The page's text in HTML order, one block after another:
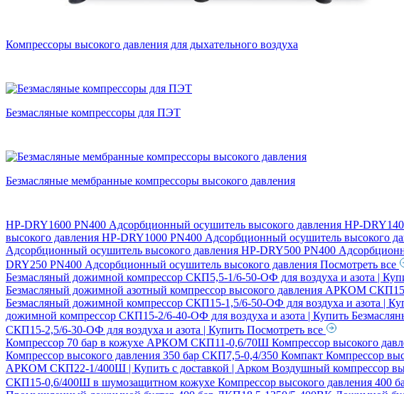
Компрессоры высокого давления для дыхательного воздуха
Безмасляные компрессоры для ПЭТ
Безмасляные мембранные компрессоры высокого давления
HP-DRY1600 PN400 Адсорбционный осушитель высокого давления HP-
высокого давления HP-DRY1000 PN400 Адсорбционный осушитель высокого
Адсорбционный осушитель высокого давления HP-DRY500 PN400
DRY250 PN400 Адсорбционный осушитель высокого давления Посмотреть все
Безмасляный дожимной компрессор СКП5,5-1/6-50-ОФ для воздуха и азота |
Безмасляный дожимной азотный компрессор высокого давления АРКОМ
Безмасляный дожимной компрессор СКП15-1,5/6-50-ОФ для воздуха и азота |
дожимной компрессор СКП15-2/6-40-ОФ для воздуха и азота | Купить
СКП15-2,5/6-30-ОФ для воздуха и азота | Купить Посмотреть все
Компрессор 70 бар в кожухе АРКОМ СКП11-0,6/70Ш Компрессор высокого
Компрессор высокого давления 350 бар СКП7,5-0,4/350 Компакт Компрессор
АРКОМ СКП22-1/400Ш | Купить с доставкой | Арком Воздушный компрессор
СКП15-0,6/400Ш в шумозащитном кожухе Компрессор высокого давления